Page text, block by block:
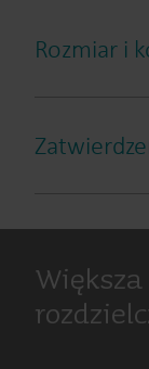
Rozmiar i